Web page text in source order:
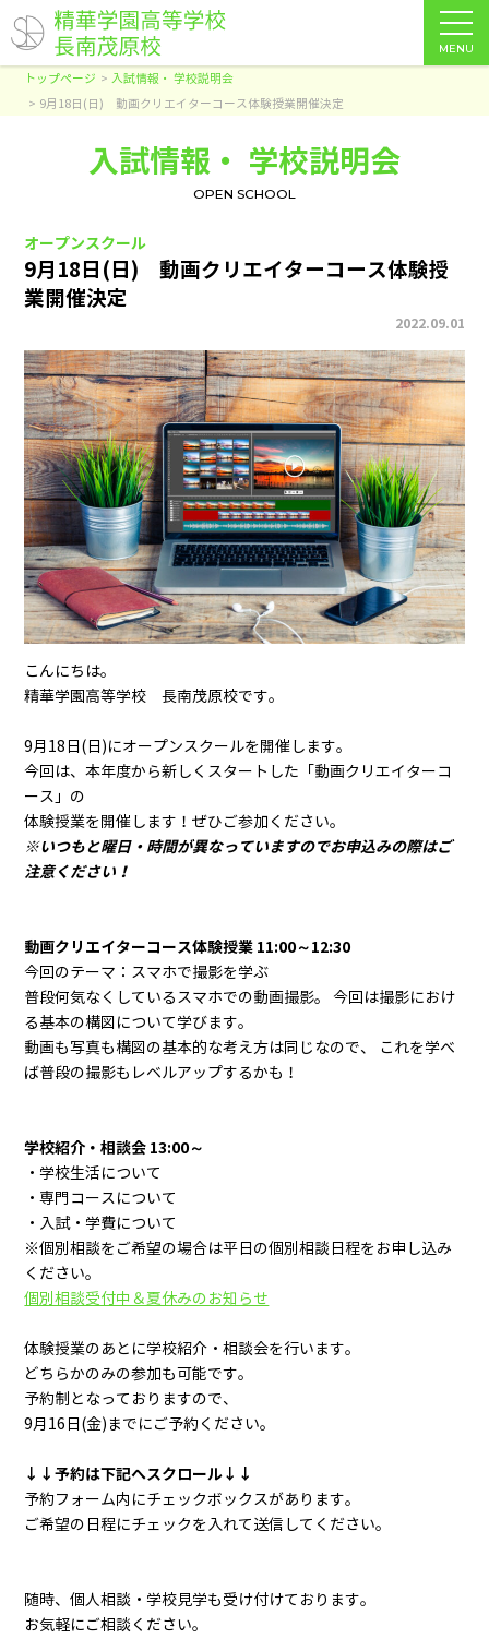
MENU
トップページ
入試情報・ 学校説明会
9月18日(日) 動画クリエイターコース体験授業開催決定
入試情報・ 学校説明会
OPEN SCHOOL
オープンスクール
9月18日(日) 動画クリエイターコース体験授
業開催決定
2022.09.01
こんにちは。
精華学園高等学校 長南茂原校です。
9月18日(日)にオープンスクールを開催します。
今回は、本年度から新しくスタートした「動画クリエイターコ
ース」の
体験授業を開催します！ぜひご参加ください。
※いつもと曜日・時間が異なっていますのでお申込みの際はご
注意ください！
動画クリエイターコース体験授業 11:00～12:30
今回のテーマ：スマホで撮影を学ぶ
普段何気なくしているスマホでの動画撮影。 今回は撮影におけ
る基本の構図について学びます。
動画も写真も構図の基本的な考え方は同じなので、 これを学べ
ば普段の撮影もレベルアップするかも！
学校紹介・相談会 13:00～
・学校生活について
・専門コースについて
・入試・学費について
※個別相談をご希望の場合は平日の個別相談日程をお申し込み
ください。
個別相談受付中＆夏休みのお知らせ
体験授業のあとに学校紹介・相談会を行います。
どちらかのみの参加も可能です。
予約制となっておりますので、
9月16日(金)までにご予約ください。
↓↓予約は下記へスクロール↓↓
予約フォーム内にチェックボックスがあります。
ご希望の日程にチェックを入れて送信してください。
随時、個人相談・学校見学も受け付けております。
お気軽にご相談ください。